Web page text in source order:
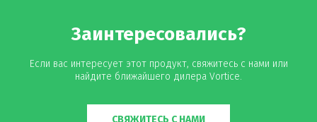
Заинтересовались?
Если вас интересует этот продукт, свяжитесь с нами или
найдите ближайшего дилера Vortice.
СВЯЖИТЕСЬ С НАМИ